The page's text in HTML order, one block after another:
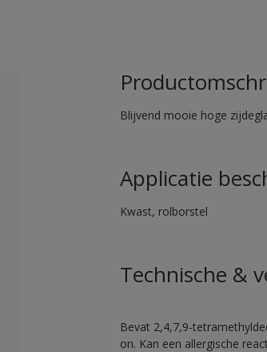
Blijvend mooie hoge
Applicatie
Kwast, rolborstel
Technische &
Bevat 2,4,7,9-
on. Kan een allergische